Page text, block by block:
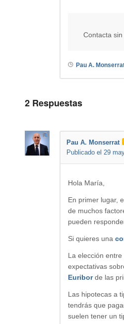
Contacta
Pau A.
2 Respuestas
Pau A. Monserrat
Publicado el 29
Hola María,
En primer lugar,
de muchos
pueden
Si quieres una
La elección
expectativas
Euriborde las
Las hipotecas a
tendrás que
suelen tener un